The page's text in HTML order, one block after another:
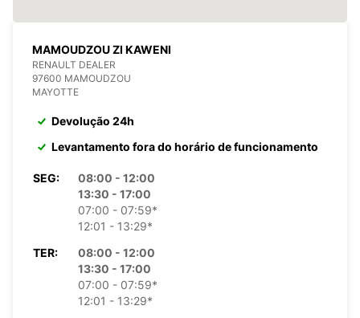
MAMOUDZOU ZI KAWENI
RENAULT DEALER
97600 MAMOUDZOU
MAYOTTE
Devolução 24h
Levantamento fora do horário de funcionamento
SEG:
08:00 - 12:00
13:30 - 17:00
07:00 - 07:59*
12:01 - 13:29*
TER:
08:00 - 12:00
13:30 - 17:00
07:00 - 07:59*
12:01 - 13:29*